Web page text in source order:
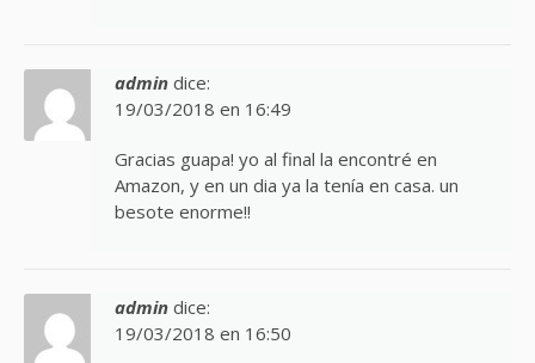
admin dice:
19/03/2018 en 16:49
Gracias guapa! yo al final la encontré en
Amazon, y en un dia ya la tenía en casa. un
besote enorme!!
admin dice:
19/03/2018 en 16:50